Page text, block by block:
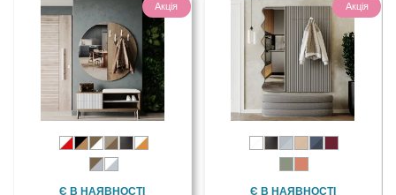
Акція
Є В НАЯВНОСТІ
Акція
Є В НАЯВНОСТІ